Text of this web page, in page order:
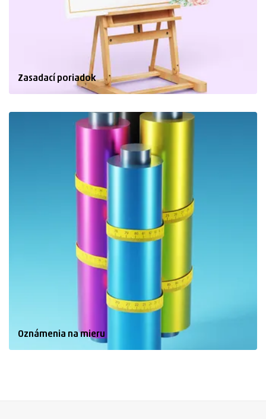
Zasadací poriadok
Oznámenia na mieru